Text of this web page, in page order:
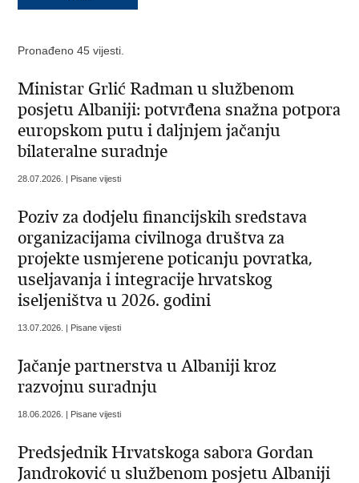
Pronađeno 45 vijesti.
Ministar Grlić Radman u službenom
posjetu Albaniji: potvrđena snažna potpora
europskom putu i daljnjem jačanju
bilateralne suradnje
28.07.2026. | Pisane vijesti
Poziv za dodjelu financijskih sredstava
organizacijama civilnoga društva za
projekte usmjerene poticanju povratka,
useljavanja i integracije hrvatskog
iseljeništva u 2026. godini
13.07.2026. | Pisane vijesti
Jačanje partnerstva u Albaniji kroz
razvojnu suradnju
18.06.2026. | Pisane vijesti
Predsjednik Hrvatskoga sabora Gordan
Jandroković u službenom posjetu Albaniji